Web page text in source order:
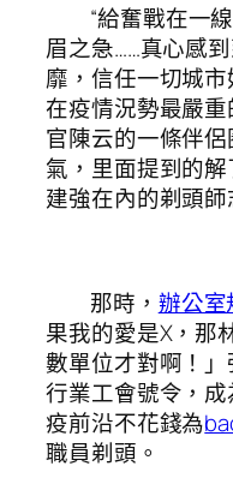
“給奮戰在一
眉之急……真心感
靡，信任一切城市
在疫情況勢最嚴
官陳云的一條伴
氣，里面提到的
建強在內的剃頭師
那時， 辦公
果我的愛是X，那
數單位才對啊！
行業工會號令，
疫前沿不花錢為
職員剃頭。